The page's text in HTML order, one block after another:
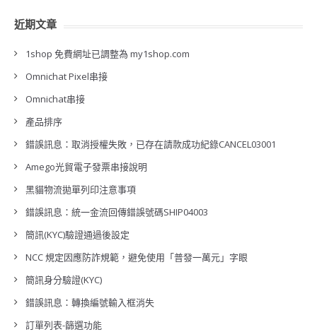
近期文章
1shop 免費網址已調整為 my1shop.com
Omnichat Pixel串接
Omnichat串接
產品排序
錯誤訊息：取消授權失敗，已存在請款成功紀錄CANCEL03001
Amego光貿電子發票串接說明
黑貓物流拋單列印注意事項
錯誤訊息：統一金流回傳錯誤號碼SHIP04003
簡訊(KYC)驗證通過後設定
NCC 規定因應防詐規範，避免使用「普發一萬元」字眼
簡訊身分驗證(KYC)
錯誤訊息：轉換編號輸入框消失
訂單列表-篩選功能